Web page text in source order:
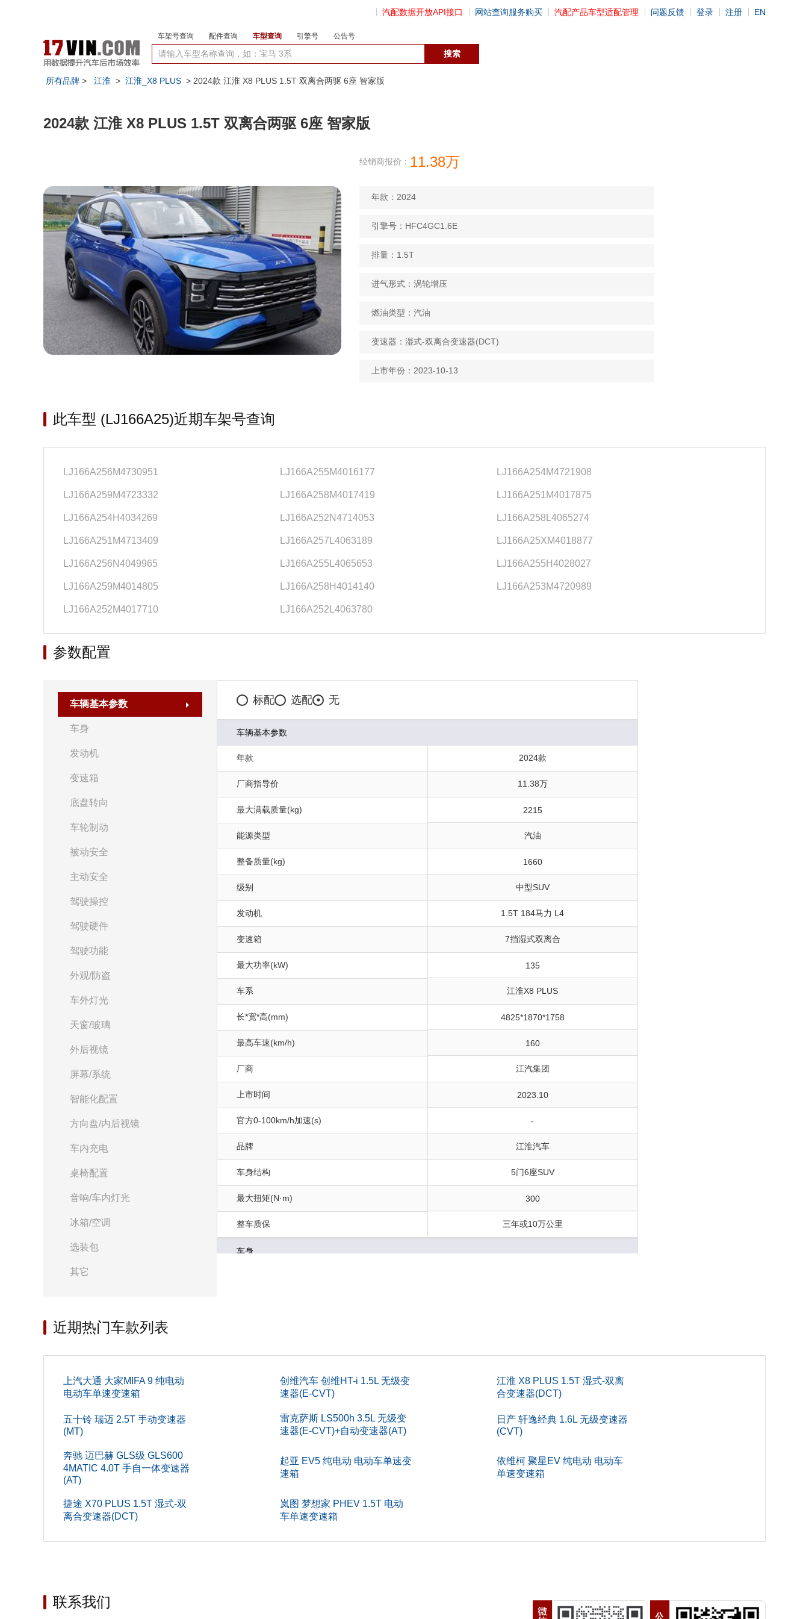
汽配数据开放API接口 网站查询服务购买 汽配产品车型适配管理 问题反馈 登录 注册 EN
车架号查询 配件查询 车型查询 引擎号 公告号
所有品牌 > 江淮 > 江淮_X8 PLUS > 2024款 江淮 X8 PLUS 1.5T 双离合两驱 6座 智家版
2024款 江淮 X8 PLUS 1.5T 双离合两驱 6座 智家版
经销商报价： 11.38万
年款：2024
引擎号：HFC4GC1.6E
排量：1.5T
进气形式：涡轮增压
燃油类型：汽油
变速器：湿式-双离合变速器(DCT)
上市年份：2023-10-13
此车型 (LJ166A25)近期车架号查询
LJ166A256M4730951 LJ166A255M4016177 LJ166A254M4721908
LJ166A259M4723332 LJ166A258M4017419 LJ166A251M4017875
LJ166A254H4034269 LJ166A252N4714053 LJ166A258L4065274
LJ166A251M4713409 LJ166A257L4063189 LJ166A25XM4018877
LJ166A256N4049965 LJ166A255L4065653 LJ166A255H4028027
LJ166A259M4014805 LJ166A258H4014140 LJ166A253M4720989
LJ166A252M4017710 LJ166A252L4063780
参数配置
车辆基本参数
车身
发动机
变速箱
底盘转向
车轮制动
被动安全
主动安全
驾驶操控
驾驶硬件
驾驶功能
外观/防盗
车外灯光
天窗/玻璃
外后视镜
屏幕/系统
智能化配置
方向盘/内后视镜
车内充电
桌椅配置
音响/车内灯光
冰箱/空调
选装包
其它
标配 选配 无
车辆基本参数
年款 2024款
厂商指导价 11.38万
最大满载质量(kg) 2215
能源类型 汽油
整备质量(kg) 1660
级别 中型SUV
发动机 1.5T 184马力 L4
变速箱 7挡湿式双离合
最大功率(kW) 135
车系 江淮X8 PLUS
长*宽*高(mm) 4825*1870*1758
最高车速(km/h) 160
厂商 江汽集团
上市时间 2023.10
官方0-100km/h加速(s) -
品牌 江淮汽车
车身结构 5门6座SUV
最大扭矩(N·m) 300
整车质保 三年或10万公里
车身
轴距(mm) 2830
1758
后轮距(mm)
1870
油箱容积(L)
近期热门车款列表
上汽大通 大家MIFA 9 纯电动
电动车单速变速箱
创维汽车 创维HT-i 1.5L 无级变
速器(E-CVT)
江淮 X8 PLUS 1.5T 湿式-双离
合变速器(DCT)
五十铃 瑞迈 2.5T 手动变速器
(MT)
雷克萨斯 LS500h 3.5L 无级变
速器(E-CVT)+自动变速器(AT)
日产 轩逸经典 1.6L 无级变速器
(CVT)
奔驰 迈巴赫 GLS级 GLS600
4MATIC 4.0T 手自一体变速器
(AT)
起亚 EV5 纯电动 电动车单速变
速箱
依维柯 聚星EV 纯电动 电动车
单速变速箱
捷途 X70 PLUS 1.5T 湿式-双
离合变速器(DCT)
岚图 梦想家 PHEV 1.5T 电动
车单速变速箱
联系我们